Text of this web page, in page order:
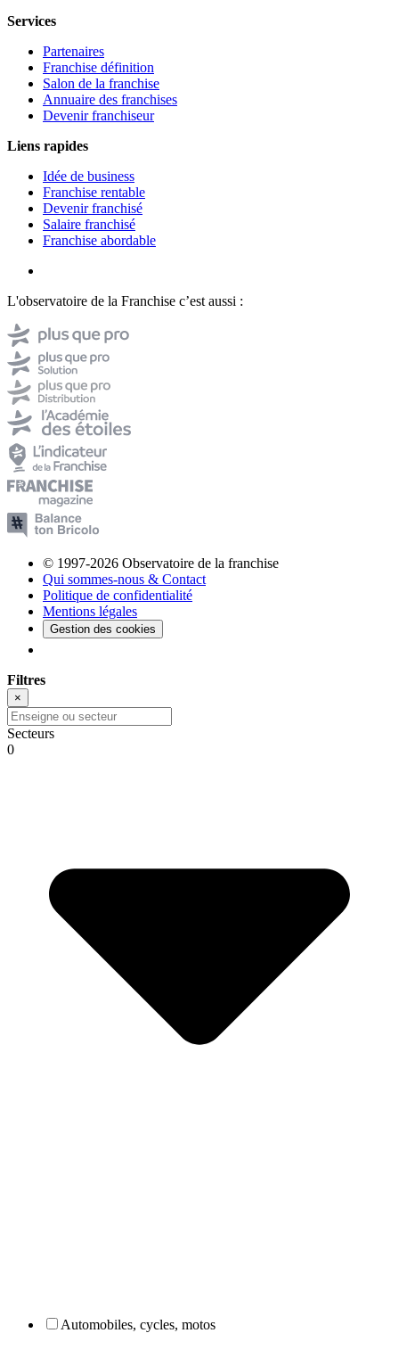
Services
Partenaires
Franchise définition
Salon de la franchise
Annuaire des franchises
Devenir franchiseur
Liens rapides
Idée de business
Franchise rentable
Devenir franchisé
Salaire franchisé
Franchise abordable
L'observatoire de la Franchise c’est aussi :
© 1997-2026 Observatoire de la franchise
Qui sommes-nous & Contact
Politique de confidentialité
Mentions légales
Gestion des cookies
Filtres
×
Secteurs
0
Automobiles, cycles, motos